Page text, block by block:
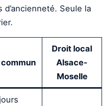
d’ancienneté. Seule la
Droit local
Alsace-
Moselle